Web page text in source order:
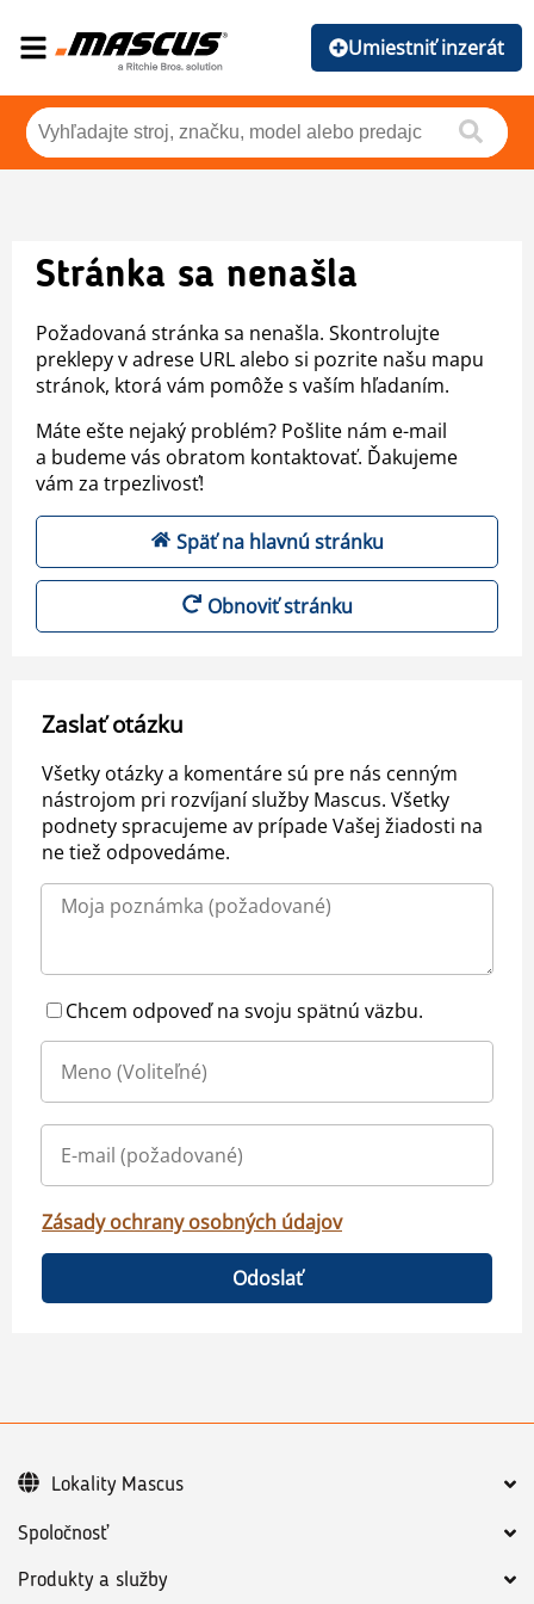
Umiestniť inzerát
Stránka sa nenašla
Požadovaná stránka sa nenašla. Skontrolujte
preklepy v adrese URL alebo si pozrite našu mapu
stránok, ktorá vám pomôže s vaším hľadaním.
Máte ešte nejaký problém? Pošlite nám e-mail
a budeme vás obratom kontaktovať. Ďakujeme
vám za trpezlivosť!
Späť na hlavnú stránku
Obnoviť stránku
Zaslať otázku
Všetky otázky a komentáre sú pre nás cenným
nástrojom pri rozvíjaní služby Mascus. Všetky
podnety spracujeme av prípade Vašej žiadosti na
ne tiež odpovedáme.
Chcem odpoveď na svoju spätnú väzbu.
Zásady ochrany osobných údajov
Odoslať
Spoločnosť
Produkty a služby
Lokality Mascus